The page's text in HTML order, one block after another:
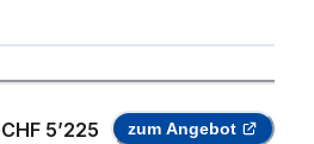
CHF 5’225 zum Angebot